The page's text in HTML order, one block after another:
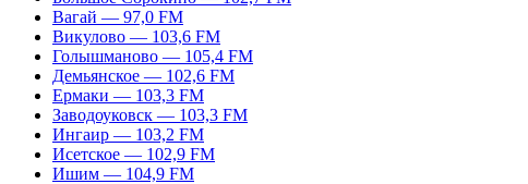
Вагай — 97,0 FM
Викулово — 103,6 FM
Голышманово — 105,4 FM
Демьянское — 102,6 FM
Ермаки — 103,3 FM
Заводоуковск — 103,3 FM
Ингаир — 103,2 FM
Исетское — 102,9 FM
Ишим — 104,9 FM